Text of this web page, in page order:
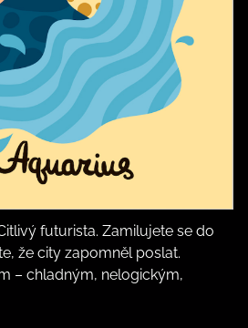
futurista. Zamilujete se do
že city zapomněl poslat.
– chladným, nelogickým,